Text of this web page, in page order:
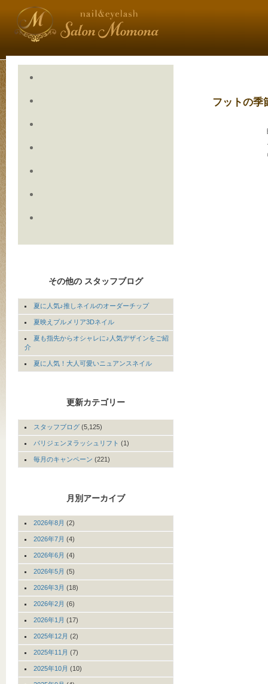
フットの季
その他の スタッフブログ
夏に人気♪推しネイルのオーダーチップ
夏映えプルメリア3Dネイル
夏も指先からオシャレに♪人気デザインをご紹
介
夏に人気！大人可愛いニュアンスネイル
更新カテゴリー
スタッフブログ (5,125)
パリジェンヌラッシュリフト (1)
毎月のキャンペーン (221)
月別アーカイブ
2026年8月 (2)
2026年7月 (4)
2026年6月 (4)
2026年5月 (5)
2026年3月 (18)
2026年2月 (6)
2026年1月 (17)
2025年12月 (2)
2025年11月 (7)
2025年10月 (10)